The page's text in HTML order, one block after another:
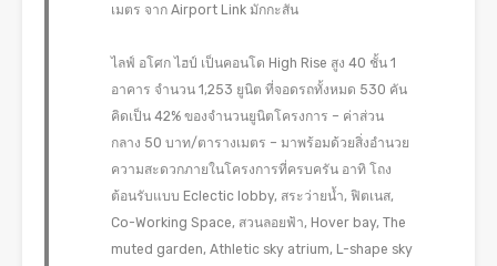
เมตร จาก Airport Link มักกะสัน
ไลฟ์ อโศก ไฮป์ เป็นคอนโด High Rise สูง 40 ชั้น 1
อาคาร จำนวน 1,253 ยูนิต ที่จอดรถทั้งหมด 530 คัน
คิดเป็น 42% ของจำนวนยูนิตโครงการ – ค่าส่วน
กลาง 50 บาท/ตารางเมตร – มาพร้อมด้วยสิ่งอำนวย
ความสะดวกภายในโครงการที่ครบครัน อาทิ โถง
ต้อนรับแบบ Eclectic lobby, สระว่ายน้ำ, ฟิตเนส,
Co-Working Space, สวนลอยฟ้า, Hover bay, The
muted garden, Athletic sky atrium, L-shape sky